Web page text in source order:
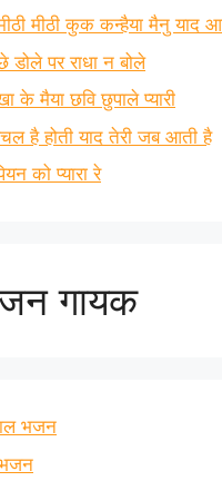
मीठी कुक कन्हैया मैनु याद
डोले पर राधा न बोले
के मैया छवि छुपाले प्यारी
है होती याद तेरी जब आती है
को प्यारा रे
गायक
भजन